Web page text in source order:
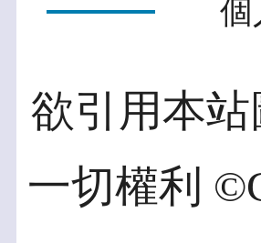
個
欲引用本
一切權利